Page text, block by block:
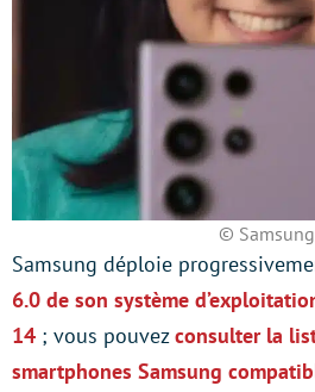
© Samsung
Samsung déploie
6.0 de son système
14 ; vous pouvezconsulter la
smartphones Samsung